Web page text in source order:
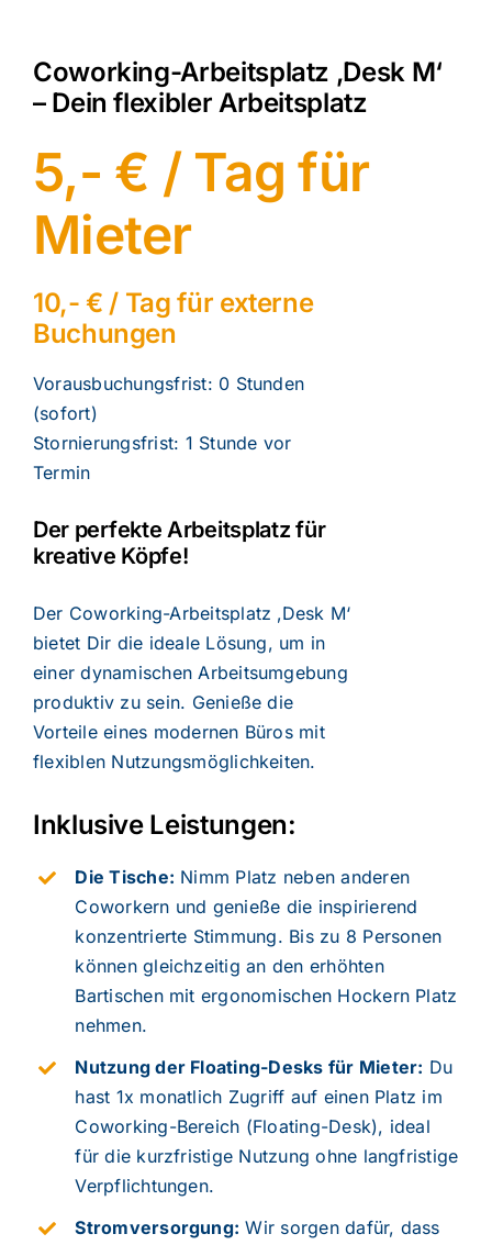
Coworking-Arbeitsplatz ‚Desk M‘
– Dein flexibler Arbeitsplatz
5,- € / Tag für
Mieter
10,- € / Tag für externe
Buchungen
Vorausbuchungsfrist: 0 Stunden
(sofort)
Stornierungsfrist: 1 Stunde vor
Termin
Der perfekte Arbeitsplatz für
kreative Köpfe!
Der Coworking-Arbeitsplatz ‚Desk M‘
bietet Dir die ideale Lösung, um in
einer dynamischen Arbeitsumgebung
produktiv zu sein. Genieße die
Vorteile eines modernen Büros mit
flexiblen Nutzungsmöglichkeiten.
Inklusive Leistungen:
Die Tische: Nimm Platz neben anderen
Coworkern und genieße die inspirierend
konzentrierte Stimmung. Bis zu 8 Personen
können gleichzeitig an den erhöhten
Bartischen mit ergonomischen Hockern Platz
nehmen.
Nutzung der Floating-Desks für Mieter: Du
hast 1x monatlich Zugriff auf einen Platz im
Coworking-Bereich (Floating-Desk), ideal
für die kurzfristige Nutzung ohne langfristige
Verpflichtungen.
Stromversorgung: Wir sorgen dafür, dass